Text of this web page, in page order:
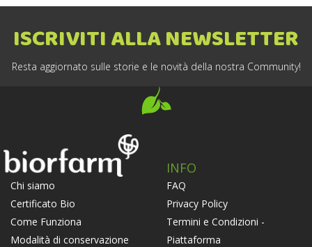
ISCRIVITI ALLA NEWSLETTER
Resta aggiornato sulle storie e le novità della nostra Community!
Chi siamo
Certificato Bio
Come Funziona
Modalità di conservazione
INFO
FAQ
Privacy Policy
Termini e Condizioni -
Piattaforma